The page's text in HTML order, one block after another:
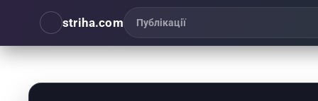
striha.com Публікації